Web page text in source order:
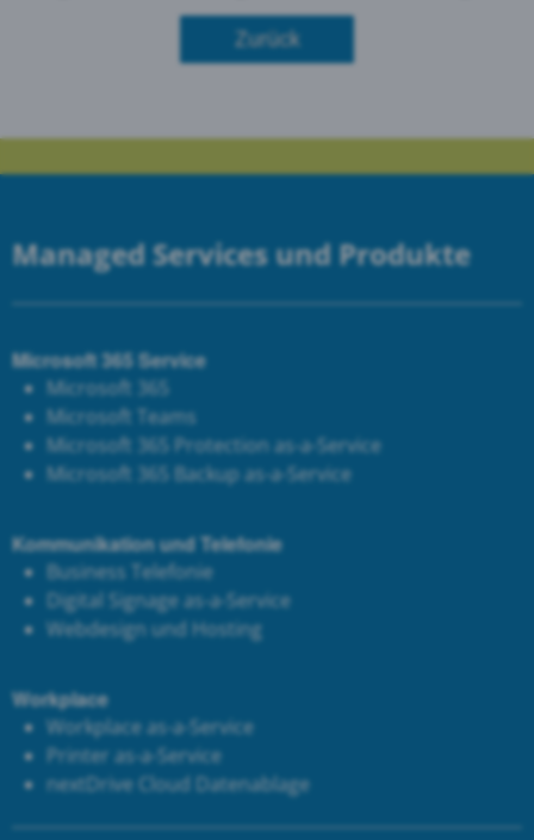
Zurück
Managed Services und Produkte
Microsoft 365 Service
Microsoft 365
Microsoft Teams
Microsoft 365 Protection as-a-Service
Microsoft 365 Backup as-a-Service
Kommunikation und Telefonie
Business Telefonie
Digital Signage as-a-Service
Webdesign und Hosting
Workplace
Workplace as-a-Service
Printer as-a-Service
nextDrive Cloud Datenablage